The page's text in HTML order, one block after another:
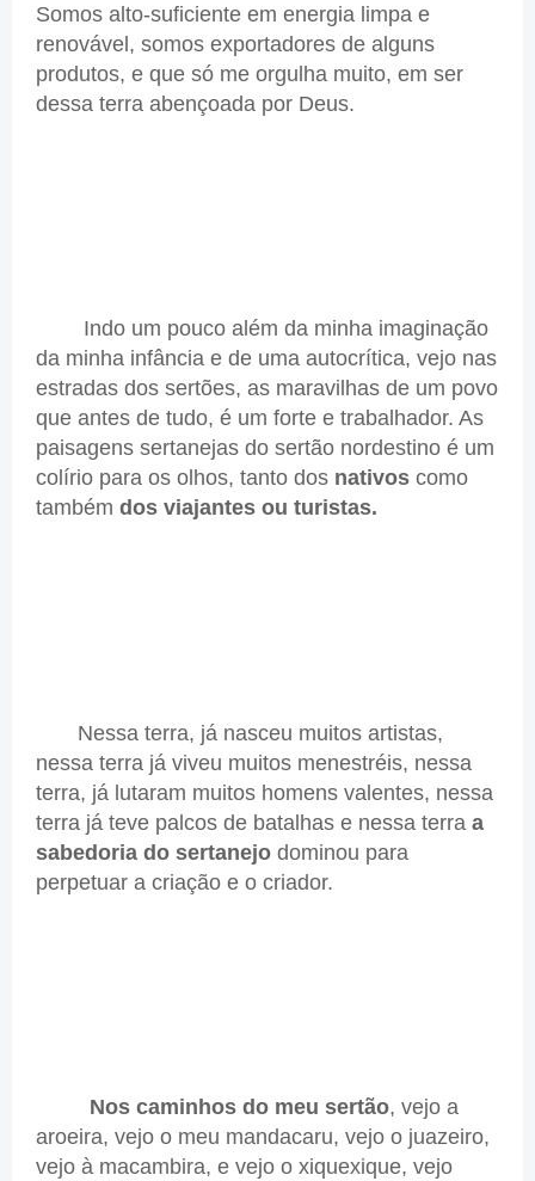
Somos alto-suficiente em energia limpa e
renovável, somos exportadores de alguns
produtos, e que só me orgulha muito, em ser
dessa terra abençoada por Deus.
Indo um pouco além da minha imaginação
da minha infância e de uma autocrítica, vejo nas
estradas dos sertões, as maravilhas de um povo
que antes de tudo, é um forte e trabalhador. As
paisagens sertanejas do sertão nordestino é um
colírio para os olhos, tanto dos nativos como
também dos viajantes ou turistas.
Nessa terra, já nasceu muitos artistas,
nessa terra já viveu muitos menestréis, nessa
terra, já lutaram muitos homens valentes, nessa
terra já teve palcos de batalhas e nessa terra a
sabedoria do sertanejo dominou para
perpetuar a criação e o criador.
Nos caminhos do meu sertão, vejo a
aroeira, vejo o meu mandacaru, vejo o juazeiro,
vejo à macambira, e vejo o xiquexique, vejo